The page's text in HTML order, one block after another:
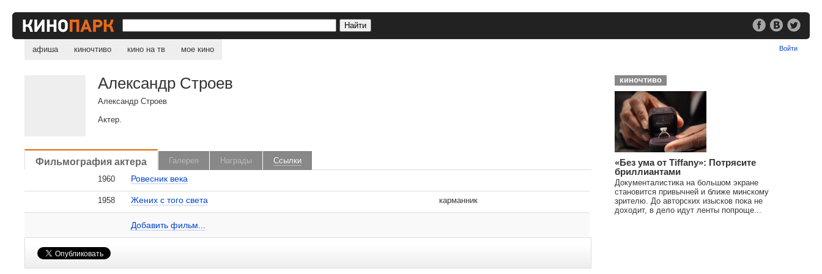
афиша киночтиво кино на тв мое кино Войти
Александр Строев
Александр Строев
Актер.
Фильмография актера Галерея Награды
Ссылки
1960
Ровесник века
1958 Жених с того света карманник
Добавить фильм...
Александр Строев на сайте Кино-Театр.ru
киночтиво
«Без ума от Tiffany»: Потрясите
бриллиантами
Документалистика на большом экране
становится привычней и ближе минскому
зрителю. До авторских изысков пока не
доходит, в дело идут ленты попроще...